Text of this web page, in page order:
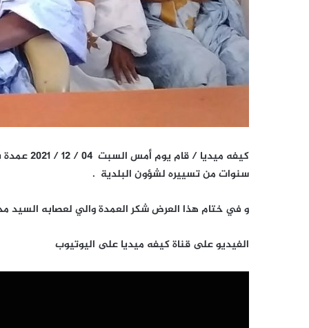
كيفه
سنوات من تسييره لشؤون البلدية .
و في ختام هذا العرض شكر العمدة والي لعصابه السيد
الفيديو على قناة كيفه ميديا على اليوتيوب